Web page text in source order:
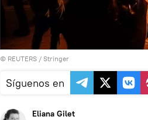
© REUTERS / Stringer
Síguenos en
Eliana Gilet